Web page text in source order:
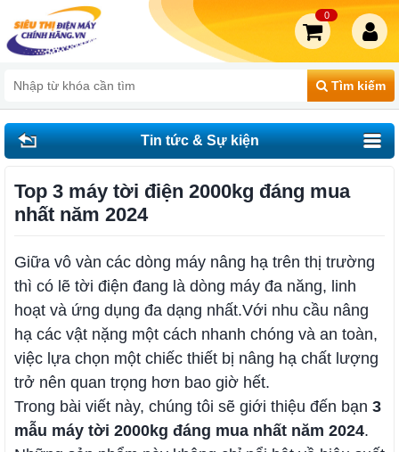
Tìm kiếm
0
Tin tức & Sự kiện
Top 3 máy tời điện 2000kg đáng mua
nhất năm 2024
Giữa vô vàn các dòng máy nâng hạ trên thị trường
thì có lẽ tời điện đang là dòng máy đa năng, linh
hoạt và ứng dụng đa dạng nhất.Với nhu cầu nâng
hạ các vật nặng một cách nhanh chóng và an toàn,
việc lựa chọn một chiếc thiết bị nâng hạ chất lượng
trở nên quan trọng hơn bao giờ hết.
Trong bài viết này, chúng tôi sẽ giới thiệu đến bạn 3
mẫu máy tời 2000kg đáng mua nhất năm 2024.